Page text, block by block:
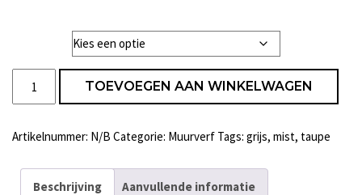
paint
Modern
-
aantal
TOEVOEGEN AAN WINKELWAGEN
Artikelnummer: N/B Categorie: Muurverf Tags: grijs, mist, taupe
Beschrijving Aanvullende informatie